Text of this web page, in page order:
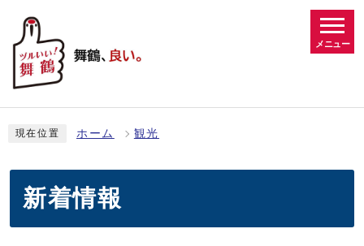
メニュー
現在位置 ホーム 観光
新着情報